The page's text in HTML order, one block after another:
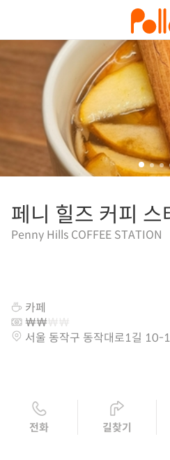
페니 힐즈 커피 스
Penny Hills COFFEE STATION
카페
서울 동작구 동작대로1길 10-
전화 길찾기